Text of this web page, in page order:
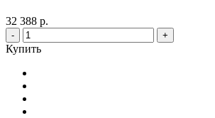
32 388 р.
- +
Купить